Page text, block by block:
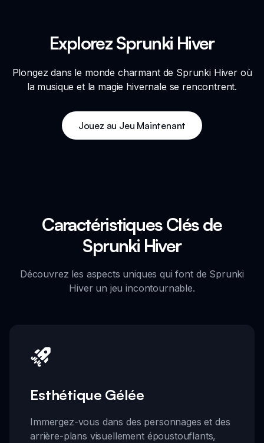
Explorez Sprunki Hiver
Plongez dans le monde charmant de Sprunki Hiver où
la musique et la magie hivernale se rencontrent.
Jouez au Jeu Maintenant
Caractéristiques Clés de
Sprunki Hiver
Découvrez les aspects uniques qui font de Sprunki
Hiver un jeu incontournable.
Esthétique Gélée
Immergez-vous dans des personnages et des
arrière-plans visuellement époustouflants,